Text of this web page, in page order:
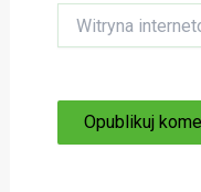
internetowa